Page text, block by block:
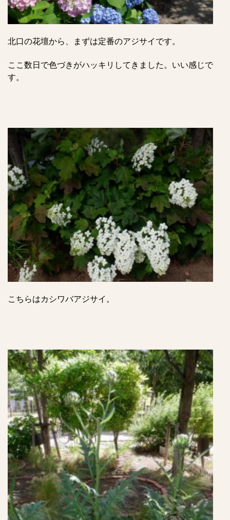
北口の花壇から、 まずは定番のアジサイです。
ここ数日で色づきがハッキリしてきました。いい感じで
す。
こちらはカシワバアジサイ。